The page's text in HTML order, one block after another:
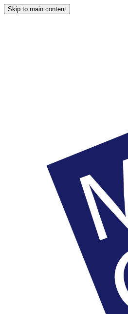
Skip to main content